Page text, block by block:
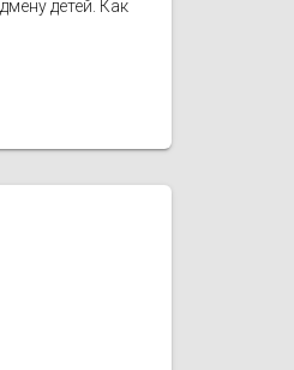
детей. Как